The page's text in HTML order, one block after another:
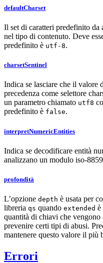
defaultCharset
Il set di caratteri predefinito da
nel tipo di contenuto. Deve
predefinito è utf-8.
charsetSentinel
Indica se lasciare che il valore
precedenza come selettore
un parametro chiamato utf8
predefinito è false.
interpretNumericEntities
Indica se decodificare entità
analizzano un modulo iso-
profondità
L’opzione depth è usata per
libreria qs quando extended è
quantità di chiavi che vengono
prevenire certi tipi di abusi.
mantenere questo valore il più
Errori